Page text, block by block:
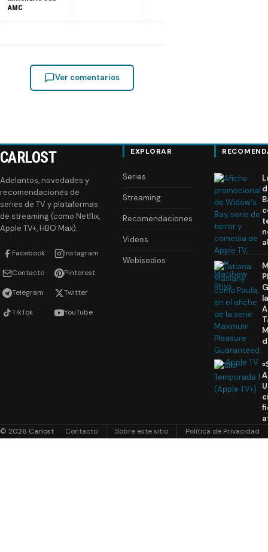
AMC
Ver comentarios
CARLOST
Adelantos, novedades y
recomendaciones de
series de TV y plataformas
de streaming (como Netflix,
Apple TV+, HBO Max).
Facebook Instagram
Contacto Pinterest
Telegram Twitter
TikTok YouTube
EXPLORAR
Series
Streaming
Recomendaciones
Videos
Webisodios
© 2026 Carlost Contacto Sobre este sitio Política de Privacidad